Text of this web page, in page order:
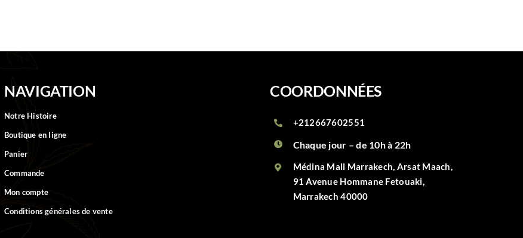
NAVIGATION
Notre Histoire
Boutique en ligne
Panier
Commande
Mon compte
Conditions générales de vente
COORDONNÉES
+212667602551
Chaque jour – de 10h à 22h
Médina Mall Marrakech, Arsat Maach,
91 Avenue Hommane Fetouaki,
Marrakech 40000